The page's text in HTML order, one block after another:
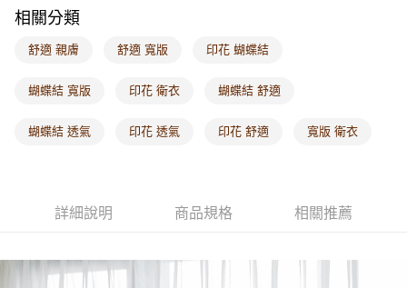
付款後門市自取
每筆NT$60，滿NT$1,000(含以上)免運費
相關分類
舒適 親膚 舒適 寬版 印花 蝴蝶結
蝴蝶結 寬版 印花 衛衣 蝴蝶結 舒適
蝴蝶結 透氣 印花 透氣 印花 舒適 寬版 衛衣
詳細說明 商品規格 相關推薦